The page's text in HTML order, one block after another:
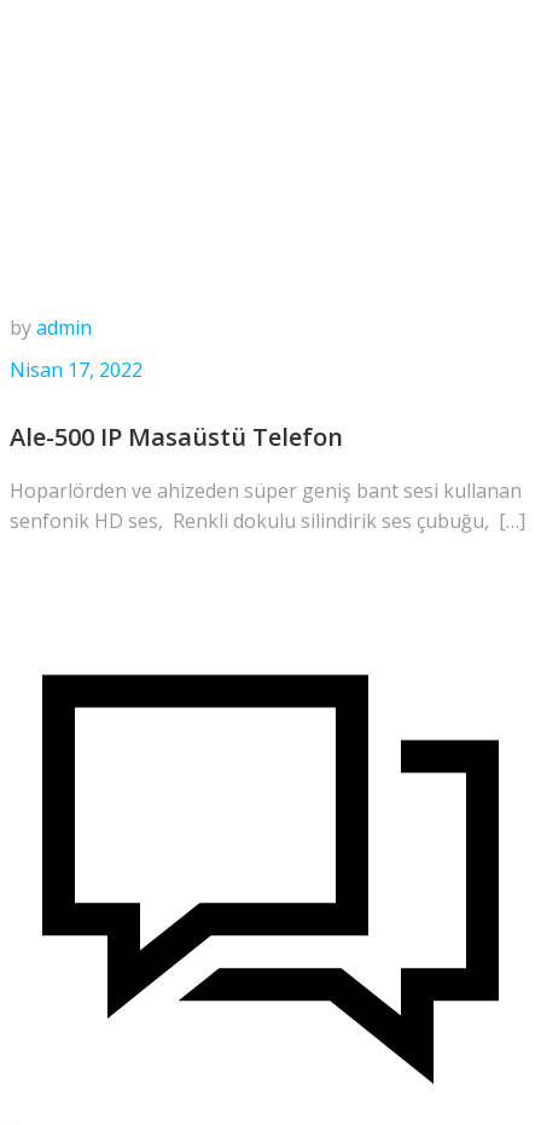
byadmin
Nisan 17, 2022
Ale-500 IP Masaüstü Telefon
Hoparlörden ve ahizeden süper geniş bant sesi kullanan
senfonik HD ses, Renkli dokulu silindirik ses çubuğu, […]